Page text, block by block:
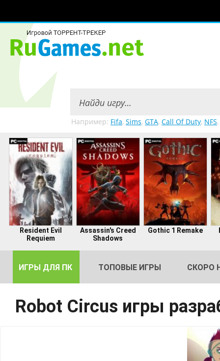
Например: Fifa, Sims, GTA, Call Of Duty, NFS,
Resident Evil
Requiem
Assassin's Creed
Shadows
Gothic 1 Remake
ИГРЫ ДЛЯ ПК ТОПОВЫЕ ИГРЫ СКОРО
Robot Circus игры